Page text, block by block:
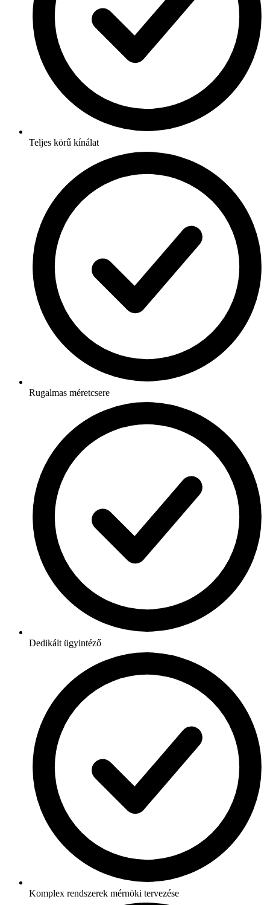
Teljes körű kínálat
Rugalmas méretcsere
Dedikált ügyintéző
Komplex rendszerek mérnöki tervezése